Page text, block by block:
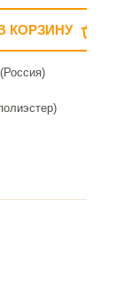
КОРЗИНУ